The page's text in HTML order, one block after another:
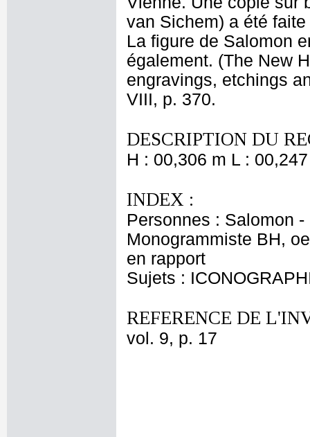
van Sichem) a été
La figure de Salomon
également. (The New
engravings, etchings
VIII, p. 370.
DESCRIPTION DU
H : 00,306 m L :
INDEX :
Personnes : Salomon
Monogrammiste BH,
en rapport
Sujets :
REFERENCE DE
vol. 9, p. 17